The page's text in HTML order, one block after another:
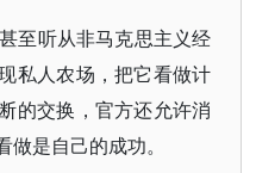
至听从非马克思主义经
私人农场，把它看做计
的交换，官方还允许消
是自己的成功。